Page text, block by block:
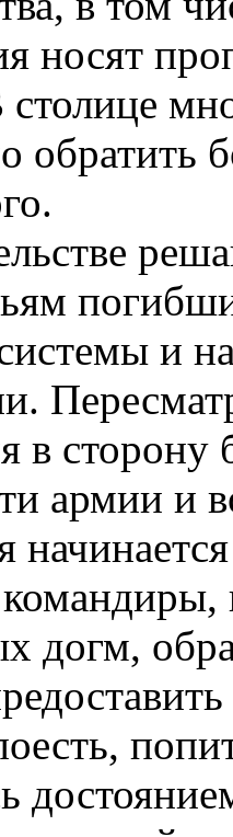
носят
столице
обратить
и
в сторону
армии и
догм,